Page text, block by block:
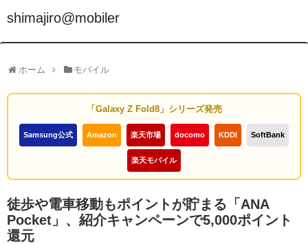
shimajiro@mobiler
ホーム モバイル
「Galaxy Z Fold8」シリーズ発売
Samsung公式 Amazon 楽天市場 docomo KDDI SoftBank
楽天モバイル
徒歩や電車移動もポイントが貯まる「ANA
Pocket」、紹介キャンペーンで5,000ポイント
還元